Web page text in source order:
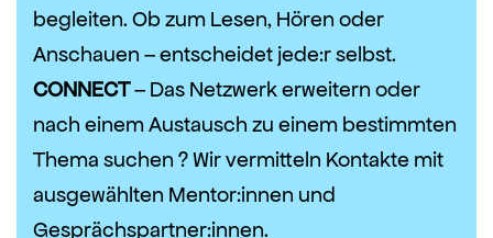
begleiten. Ob zum Lesen, Hören oder
Anschauen – entscheidet jede:r selbst.
CONNECT– Das Netzwerk erweitern oder
nach einem Austausch zu einem bestimmten
Thema suchen ? Wir vermitteln Kontakte mit
ausgewählten Mentor:innen und
Gesprächspartner:innen.